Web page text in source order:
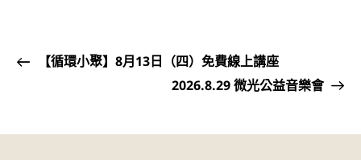
【循環小聚】8月13日（四）免費線上講座
2026.8.29 微光公益音樂會